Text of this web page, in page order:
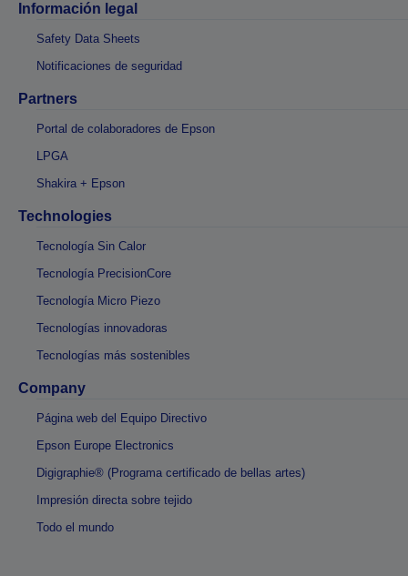
Información legal
Safety Data Sheets
Notificaciones de seguridad
Partners
Portal de colaboradores de Epson
LPGA
Shakira + Epson
Technologies
Tecnología Sin Calor
Tecnología PrecisionCore
Tecnología Micro Piezo
Tecnologías innovadoras
Tecnologías más sostenibles
Company
Página web del Equipo Directivo
Epson Europe Electronics
Digigraphie® (Programa certificado de bellas artes)
Impresión directa sobre tejido
Todo el mundo